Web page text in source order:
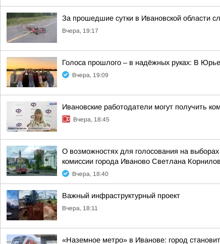
За прошедшие сутки в Ивановской области
Вчера, 19:17
Голоса прошлого – в надёжных руках: В
Вчера, 19:09
Ивановские работодатели могут получить
Вчера, 18:45
О возможностях для голосования на
комиссии города Иваново Светлана
Вчера, 18:40
Важный инфраструктурный проект
Вчера, 18:11
«Наземное метро» в Иванове: город